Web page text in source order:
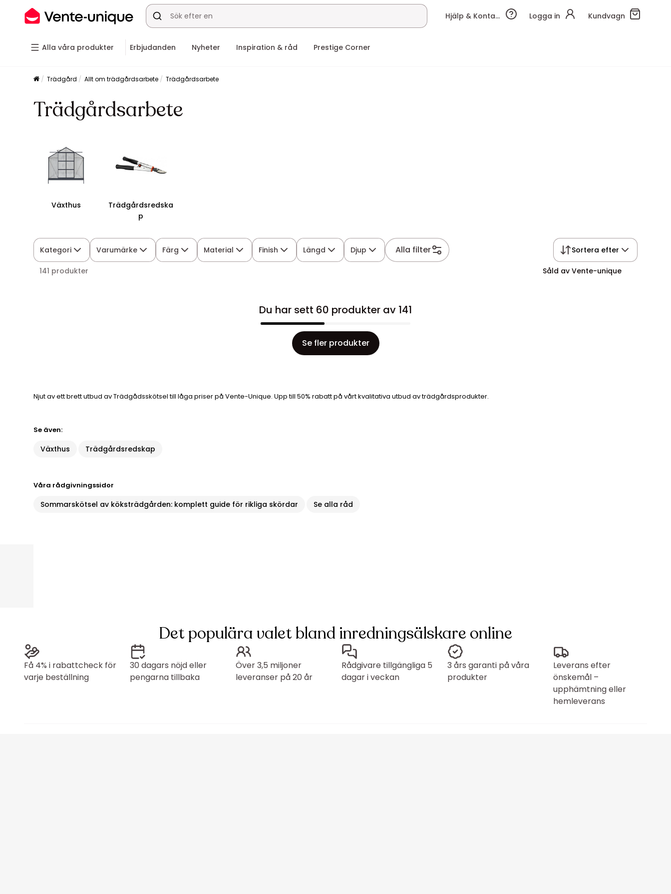
Hjälp & Kontakt Logga in Kundvagn
Alla våra produkter Erbjudanden Nyheter Inspiration & råd Prestige Corner
Trädgård Allt om trädgårdsarbete Trädgårdsarbete
Trädgårdsarbete
Växthus
Trädgårdsredska
p
Kategori Varumärke Färg Material Finish Längd Djup Alla filter Sortera efter
141 produkter Såld av Vente-unique
Du har sett 60 produkter av 141
Se fler produkter
Njut av ett brett utbud av Trädgådsskötsel till låga priser på Vente-Unique. Upp till 50% rabatt på vårt kvalitativa utbud av trädgårdsprodukter.
Se även:
Växthus Trädgårdsredskap
Våra rådgivningssidor
Sommarskötsel av köksträdgården: komplett guide för rikliga skördar Se alla råd
Det populära valet bland inredningsälskare online
Få 4% i rabattcheck för
varje beställning
30 dagars nöjd eller
pengarna tillbaka
Över 3,5 miljoner
leveranser på 20 år
Rådgivare tillgängliga 5
dagar i veckan
3 års garanti på våra
produkter
Leverans efter
önskemål –
upphämtning eller
hemleverans